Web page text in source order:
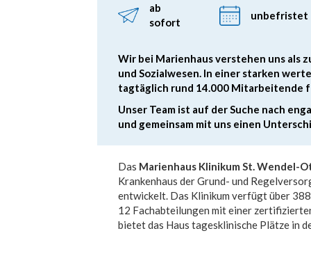
ab
sofort
unbefristet
Wir bei Marienhaus verstehen uns
und Sozialwesen. In einer starken
tagtäglich rund 14.000 Mitarbeitende
Unser Team ist auf der Suche nach
und gemeinsam mit uns einen
Das Marienhaus Klinikum St. Wendel-
Krankenhaus der Grund- und
entwickelt. Das Klinikum verfügt über
12 Fachabteilungen mit einer
bietet das Haus tagesklinische Plätze in